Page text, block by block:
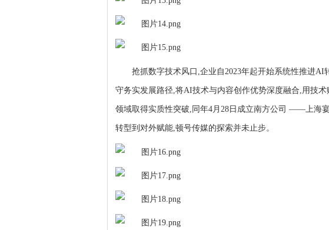
抢抓数字技术风口,企业 自2023年起开始系统性推进AI
守务实发展路径,将AI技术与内容创作优势深度融合,用技术
领域取得实质性突破,同年4月28日成立南方公司 ——上海
转型到对外赋能,顿号传媒的探索并未止步。